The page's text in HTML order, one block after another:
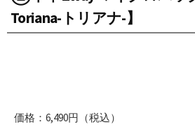
Toriana-トリアナ-】
価格：6,490円（税込）